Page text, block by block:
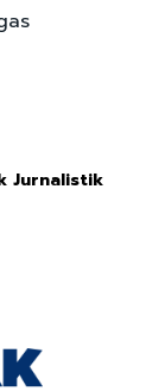
Jurnalistik